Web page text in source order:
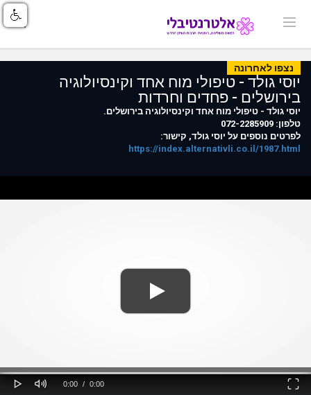
נצפו לאחרונה
יוסי גולד - טיפולי מוח אחד וקינסיולוגיה
בירושלים - פחדים וחרדות
יוסי גולד - טיפולי מוח אחד וקינסיולוגיה בירושלים.
טלפון: 072-2285909
לפרטים נוספים על יוסי גולד, קישור:
https://index.alternativli.co.il/1987.html
Play Mute
Current
0:00 /
Duration
0:00
Fullscreen